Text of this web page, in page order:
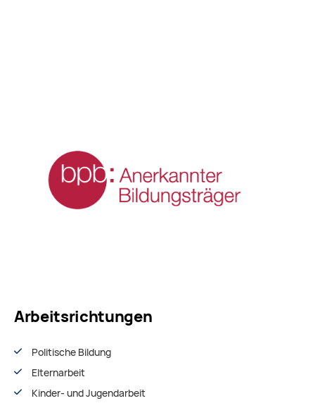
Arbeitsrichtungen
Politische Bildung
Elternarbeit
Kinder- und Jugendarbeit